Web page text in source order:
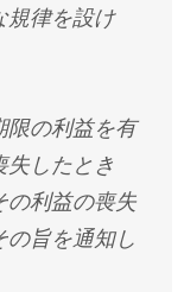
規律を設け
の利益を有
失したとき
の利益の喪失
の旨を通知し